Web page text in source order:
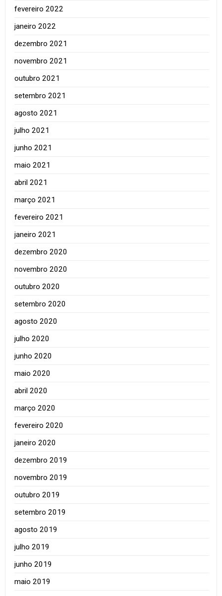
fevereiro 2022
janeiro 2022
dezembro 2021
novembro 2021
outubro 2021
setembro 2021
agosto 2021
julho 2021
junho 2021
maio 2021
abril 2021
março 2021
fevereiro 2021
janeiro 2021
dezembro 2020
novembro 2020
outubro 2020
setembro 2020
agosto 2020
julho 2020
junho 2020
maio 2020
abril 2020
março 2020
fevereiro 2020
janeiro 2020
dezembro 2019
novembro 2019
outubro 2019
setembro 2019
agosto 2019
julho 2019
junho 2019
maio 2019